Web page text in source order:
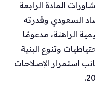
المادة الرابعة
السعودي وقدرته
الراهنة، مدعومًا
وتنوع البنية
استمرار الإصلاحات